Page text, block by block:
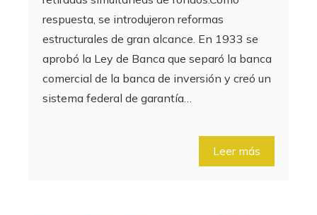
respuesta, se introdujeron reformas
estructurales de gran alcance. En 1933 se
aprobó la Ley de Banca que separó la banca
comercial de la banca de inversión y creó un
sistema federal de garantía…
Leer más